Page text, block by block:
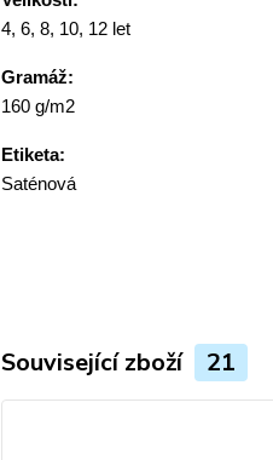
4, 6, 8, 10, 12 let
Gramáž:
160 g/m2
Etiketa:
Saténová
Související zboží 21